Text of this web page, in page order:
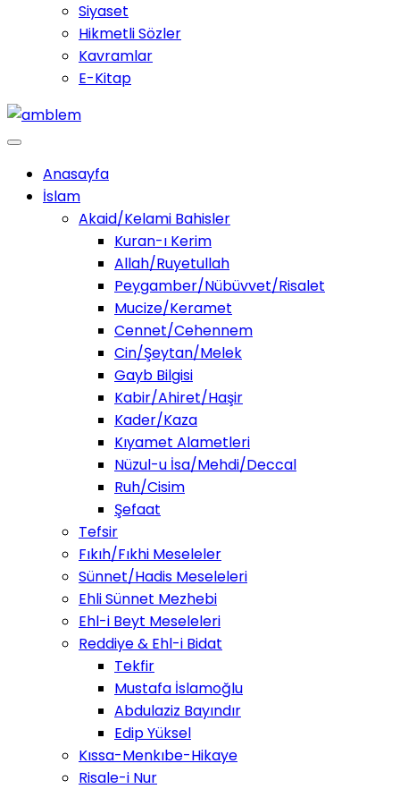
Siyaset
Hikmetli Sözler
Kavramlar
E-Kitap
Anasayfa
İslam
Akaid/Kelami Bahisler
Kuran-ı Kerim
Allah/Ruyetullah
Peygamber/Nübüvvet/Risalet
Mucize/Keramet
Cennet/Cehennem
Cin/Şeytan/Melek
Gayb Bilgisi
Kabir/Ahiret/Haşir
Kader/Kaza
Kıyamet Alametleri
Nüzul-u İsa/Mehdi/Deccal
Ruh/Cisim
Şefaat
Tefsir
Fıkıh/Fıkhi Meseleler
Sünnet/Hadis Meseleleri
Ehli Sünnet Mezhebi
Ehl-i Beyt Meseleleri
Reddiye & Ehl-i Bidat
Tekfir
Mustafa İslamoğlu
Abdulaziz Bayındır
Edip Yüksel
Kıssa-Menkıbe-Hikaye
Risale-i Nur